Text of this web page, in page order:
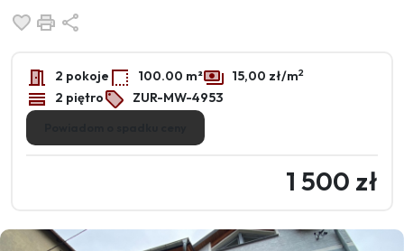
Dodaj do ulubionych
Drukuj
2 pokoje 100.00 m² 15,00 zł/m2
2 piętro ZUR-MW-4953
1 500 zł